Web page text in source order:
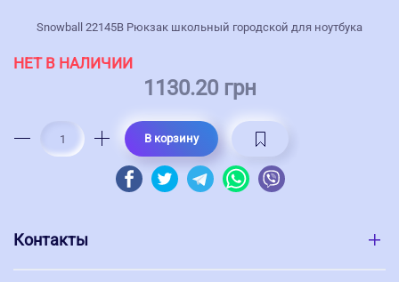
Snowball 22145B Рюкзак школьный городской для ноутбука
НЕТ В НАЛИЧИИ
1130.20 грн
В корзину
Контакты